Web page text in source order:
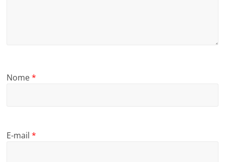
Nome*
E-mail*